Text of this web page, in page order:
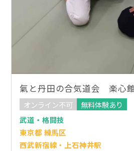
氣と丹田の合気道会 楽心
オンライン不可
無料体験あり
武道・格闘技
東京都 練馬区
西武新宿線・上石神井駅